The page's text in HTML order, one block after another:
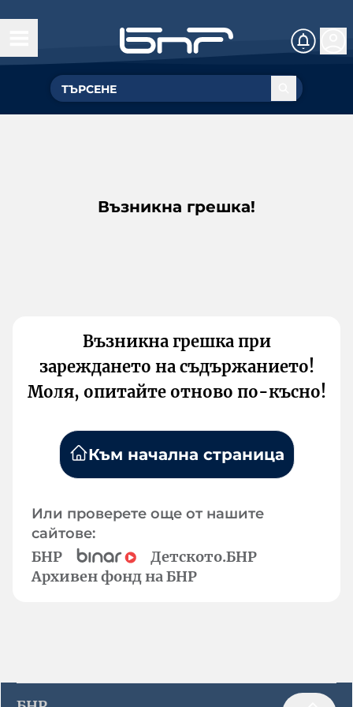
Възникна грешка!
Възникна грешка при
зареждането на съдържанието!
Моля, опитайте отново по-късно!
Към начална страница
Или проверете още от нашите
сайтове:
БНР
Детското.БНР
Архивен фонд на БНР